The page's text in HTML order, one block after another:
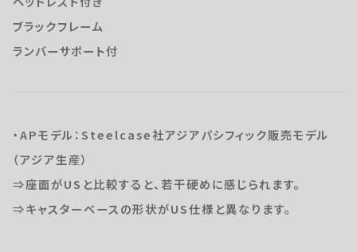
ブラックフレーム
ランバーサポート付
・APモデル：Steelcase社アジアパシフィック販売モデル
（アジア生産）
⇒座面がUSと比較すると、若干硬めに感じられます。
⇒キャスターベースの形状がUS仕様と異なります。